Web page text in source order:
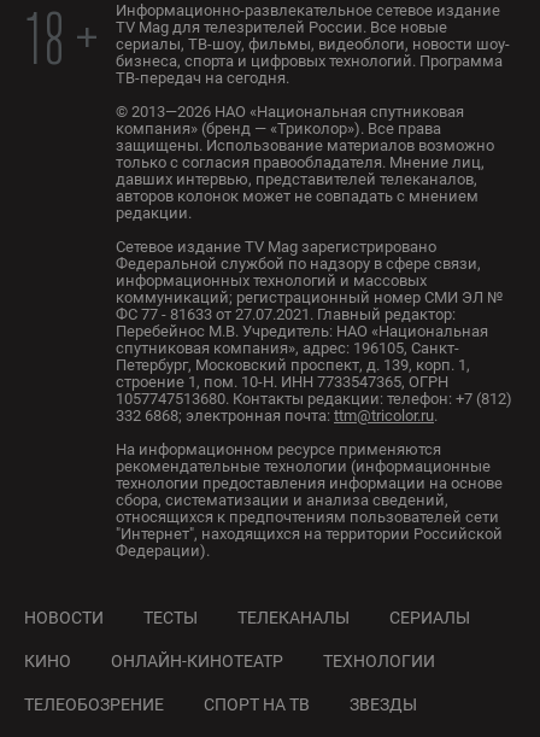
18 +
Информационно-развлекательное сетевое издание
TV Mag для телезрителей России. Все новые
сериалы, ТВ-шоу, фильмы, видеоблоги, новости шоу-
бизнеса, спорта и цифровых технологий. Программа
ТВ-передач на сегодня.
© 2013—2026 НАО «Национальная спутниковая
компания» (бренд — «Триколор»). Все права
защищены. Использование материалов возможно
только с согласия правообладателя. Мнение лиц,
давших интервью, представителей телеканалов,
авторов колонок может не совпадать с мнением
редакции.
Сетевое издание TV Mag зарегистрировано
Федеральной службой по надзору в сфере связи,
информационных технологий и массовых
коммуникаций; регистрационный номер СМИ ЭЛ №
ФС 77 - 81633 от 27.07.2021. Главный редактор:
Перебейнос М.В. Учредитель: НАО «Национальная
спутниковая компания», адрес: 196105, Санкт-
Петербург, Московский проспект, д. 139, корп. 1,
строение 1, пом. 10-Н. ИНН 7733547365, ОГРН
1057747513680. Контакты редакции: телефон: +7 (812)
332 6868; электронная почта: ttm@tricolor.ru.
На информационном ресурсе применяются
рекомендательные технологии (информационные
технологии предоставления информации на основе
сбора, систематизации и анализа сведений,
относящихся к предпочтениям пользователей сети
"Интернет", находящихся на территории Российской
Федерации).
НОВОСТИ ТЕСТЫ ТЕЛЕКАНАЛЫ СЕРИАЛЫ
КИНО ОНЛАЙН-КИНОТЕАТР ТЕХНОЛОГИИ
ТЕЛЕОБОЗРЕНИЕ СПОРТ НА ТВ ЗВЕЗДЫ